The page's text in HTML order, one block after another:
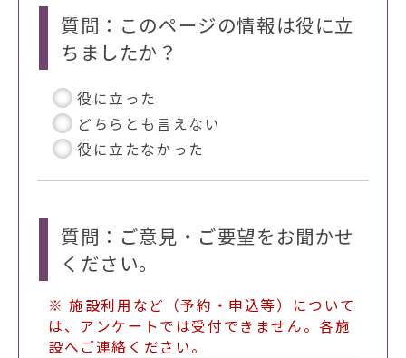
質問：このページの情報は役に立
ちましたか？
役に立った
どちらとも言えない
役に立たなかった
質問：ご意見・ご要望をお聞かせ
ください。
※ 施設利用など（予約・申込等）について
は、アンケートでは受付できません。各施
設へご連絡ください。